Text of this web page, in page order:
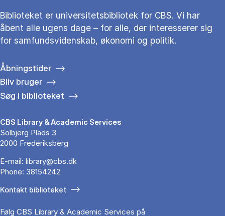
Biblioteket er universitetsbibliotek for CBS. Vi har
åbent alle ugens dage – for alle, der interesserer sig
for samfundsvidenskab, økonomi og politik.
Åbningstider
Bliv bruger
Søg i biblioteket
CBS Library & Academic Services
Solbjerg Plads 3
2000 Frederiksberg
E-mail: library@cbs.dk
Phone: 38154242
Kontakt biblioteket
Følg CBS Library & Academic Services på